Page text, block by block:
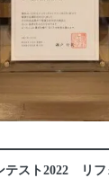
スト2022 リフ